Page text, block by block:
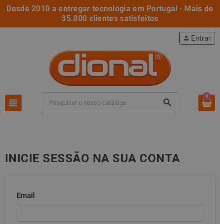
Desde 2010 a entregar tecnologia em Portugal · Mais de
35.000 clientes satisfeitos
view_headline search
person Entrar
0
INICIE SESSÃO NA SUA CONTA
Email